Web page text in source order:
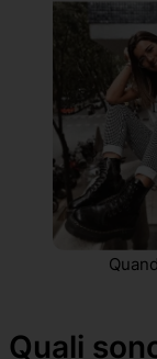
Quali